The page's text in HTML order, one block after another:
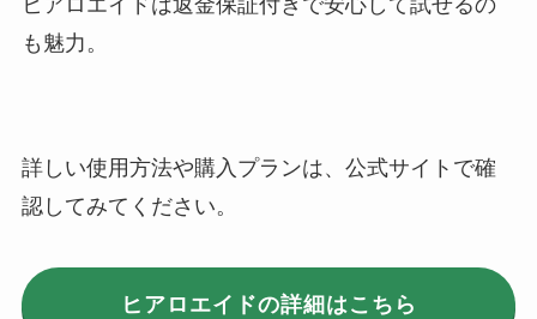
も魅力。
詳しい使用方法や購入プランは、公式サイトで確
認してみてください。
ヒアロエイドの詳細はこちら